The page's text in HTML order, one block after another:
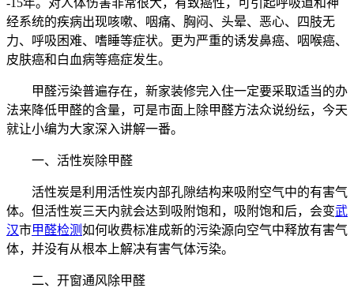
经系统的疾病出现咳嗽、咽痛、胸闷、头晕、恶心、四肢无
力、呼吸困难、嗜睡等症状。更为严重的诱发鼻癌、咽喉癌、
皮肤癌和白血病等癌症发生。
甲醛污染普遍存在，新家装修完入住一定要采取适当的办
法来降低甲醛的含量，可是市面上除甲醛方法众说纷纭，今天
就让小编为大家深入讲解一番。
一、活性炭除甲醛
活性炭是利用活性炭内部孔隙结构来吸附空气中的有害气
体。但活性炭三天内就会达到吸附饱和，吸附饱和后，会变武
汉市甲醛检测如何收费标准成新的污染源向空气中释放有害气
体，并没有从根本上解决有害气体污染。
二、开窗通风除甲醛